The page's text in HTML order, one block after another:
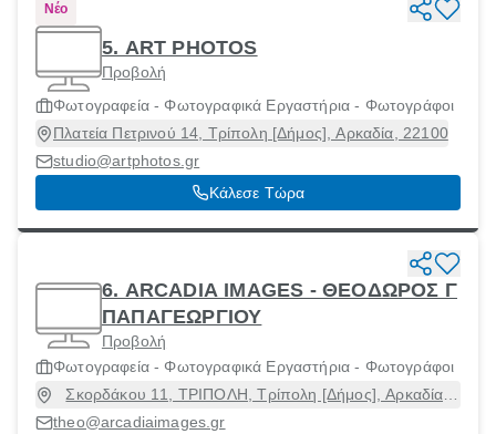
Νέο
5. ART PHOTOS
Προβολή
Φωτογραφεία - Φωτογραφικά Εργαστήρια - Φωτογράφοι
Πλατεία Πετρινού 14, Τρίπολη [Δήμος], Αρκαδία, 22100
studio@artphotos.gr
Κάλεσε Τώρα
6. ARCADIA IMAGES - ΘΕΟΔΩΡΟΣ Γ
ΠΑΠΑΓΕΩΡΓΙΟΥ
Προβολή
Φωτογραφεία - Φωτογραφικά Εργαστήρια - Φωτογράφοι
Σκορδάκου 11, ΤΡΙΠΟΛΗ, Τρίπολη [Δήμος], Αρκαδία,
theo@arcadiaimages.gr